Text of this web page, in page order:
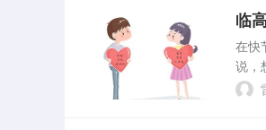
临
在快
说，
的临